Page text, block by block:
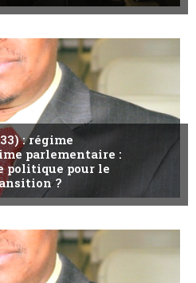
: régime
parlementaire :
politique pour le
?